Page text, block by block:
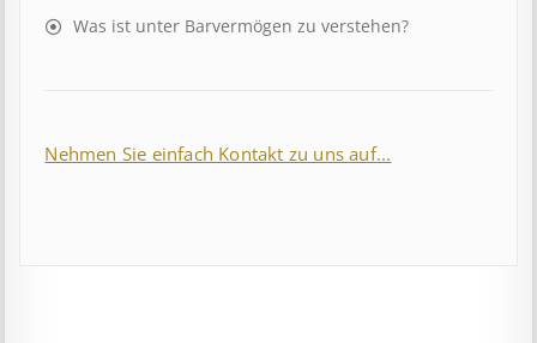
Was ist unter Barvermögen zu verstehen?
Nehmen Sie einfach Kontakt zu uns auf...